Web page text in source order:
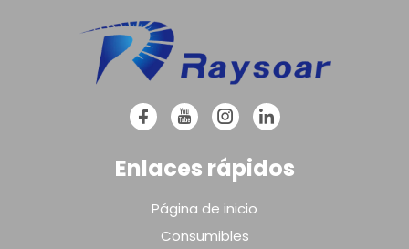
Enlaces rápidos
Página de inicio
Consumibles